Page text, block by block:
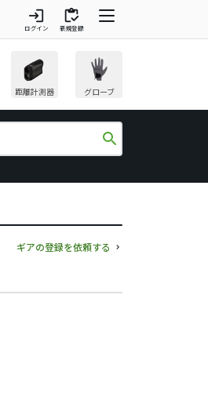
login
ログイン
inventory
新規登録
距離計測器 グローブ
search
ギアの登録を依頼する